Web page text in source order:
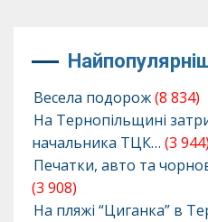
Весела подорож(8 834)
На Тернопільщині
начальника ТЦК… (3 944)
Печатки, авто та
(3 908)
На пляжі “Циганка” в